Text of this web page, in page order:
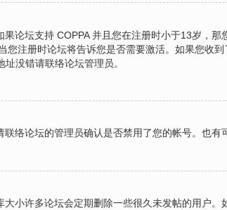
论坛支持 COPPA 并且您在注册时小于13岁，
注册时论坛将告诉您是否需要激活。如果您收
没错请联络论坛管理员。
络论坛的管理员确认是否禁用了您的帐号。也有
小许多论坛会定期删除一些很久未发帖的用户。